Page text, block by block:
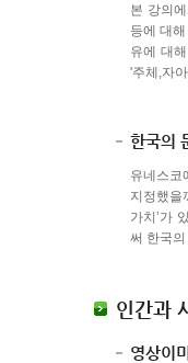
본 강의
등에 대
유에 대
'주체,자
한국의
유네스코
지정했을
가치’가
써 한국
인간과
영상이